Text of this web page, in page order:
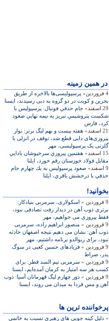
در همين زمينه
4 فروردین»
پرسپوليسی‌ها بالاخره از طريق
بحرين و کويت در دو گروه به دبی رسيدند، ايسنا
29 اسفند»
جام حذفي فوتبال: پرسپوليس با
شكست پتروشيمي تبريز به نيمه نهايي صعود
كرد، فارس
21 اسفند»
هفته بيست و نهم ليگ برتر: نوار
پيروزی‌های دايی قطع شد، توقف در انزلی با
گلزنی يک پرسپوليسی، مهر
15 اسفند»
هفتمين پيروزي سرخپوشان بادايي
مقابل فولاد خوزستان رقم خورد، ايلنا
9 اسفند»
صعود پرسپوليس به يك چهارم جام
حذفي با درخشش باقري، ايلنا
بخوانید!
9 فروردین »
اسکولاری، سرمربی بنيادکار:
برتری ذوب آهن در ديدار رفت تصادفی نبود،
فقط پيروزی می خواهيم، مهر
9 فروردین »
منصور ابراهيم زاده، سرمربی
ذوب آهن: نشان می دهيم نتيجه اصفهان حادثه
نبود، برای ريوالدو برنامه داشتيم، مهر
9 فروردین »
فريادهای حسين کعبی در سوگ
پدر، صراط
9 فروردین »
سرمربی تيم السد قطر: برای
کسب هر سه امتياز به کرمان آمده‌ايم، ايسنا
9 فروردین »
دور چهارم ليگ قهرمانان آسيا: ذوب
آهن و مس فردا به ميدان می روند، ايسنا
پرخواننده ترین ها
» دلیل کینه جویی های رهبری نسبت به خاتمی